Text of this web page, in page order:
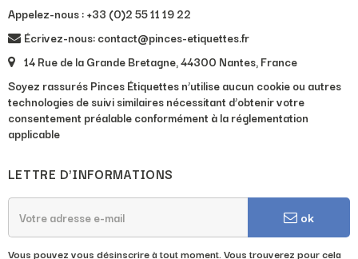
Appelez-nous :+33 (0)2 55 11 19 22
Écrivez-nous: contact@pinces-etiquettes.fr
14 Rue de la Grande Bretagne, 44300 Nantes, France
Soyez rassurés Pinces Étiquettes n’utilise aucun cookie ou autres
technologies de suivi similaires nécessitant d’obtenir votre
consentement préalable conformément à la réglementation
applicable
LETTRE D'INFORMATIONS
ok
Vous pouvez vous désinscrire à tout moment. Vous trouverez pour cela